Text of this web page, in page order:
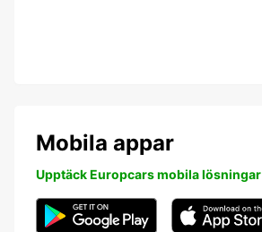
Mobila appar
Upptäck Europcars mobila lösningar